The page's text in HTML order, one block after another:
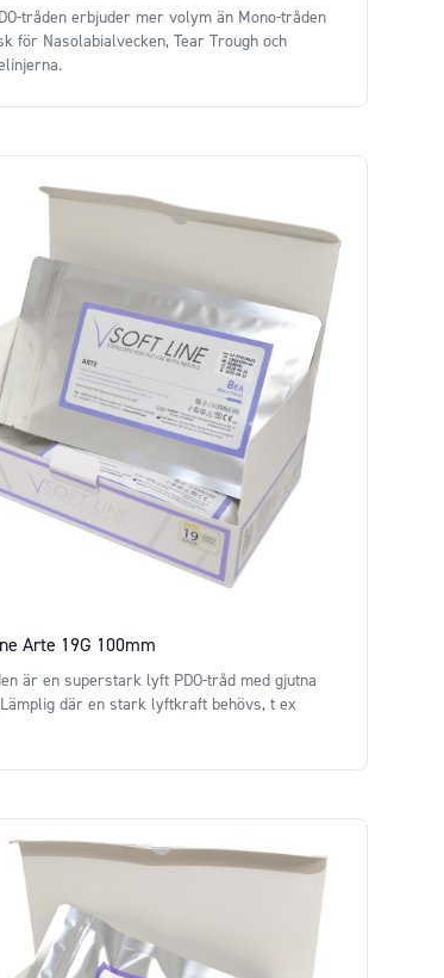
tråden erbjuder mer volym än Mono-tråden
för Nasolabialvecken, Tear Trough och
Arte 19G 100mm
är en superstark lyft PDO-tråd med gjutna
där en stark lyftkraft behövs, t ex